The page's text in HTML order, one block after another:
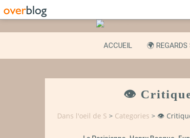
ACCUEIL 🌍 REGARDS
👁️ Critique
Dans l'oeil de S > Categories > 👁️